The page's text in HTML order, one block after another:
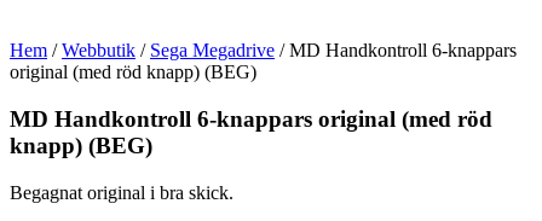
Hem /Webbutik / Sega Megadrive / MD Handkontroll 6-knappars
original (med röd knapp) (BEG)
MD Handkontroll 6-knappars original (med röd
knapp) (BEG)
Begagnat original i bra skick.